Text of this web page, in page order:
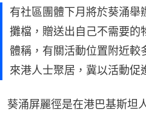
有社區團體下月將於葵涌舉
攤檔，贈送出自己不需要的
體稱，有關活動位置附近較
來港人士聚居，冀以活動促
葵涌屏麗徑是在港巴基斯坦